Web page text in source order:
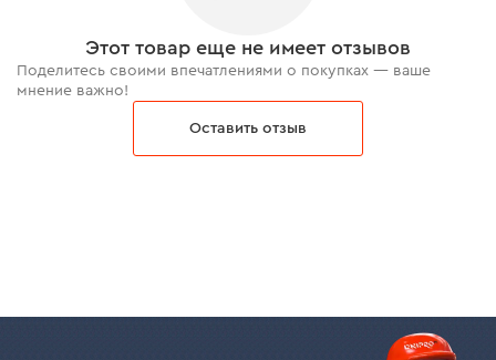
Бур для перфоратора изготовлен из высокопрочной
стали, что обеспечивает длительный ресурс.
Приобретая бур Dnipro-M S4L для перфоратора, Вы
получаете качественный, продуктивный расходный
материал по доступной цене.
Этот товар еще не имеет отзывов
Поделитесь своими впечатлениями о покупках — ваше
мнение важно!
Оставить отзыв